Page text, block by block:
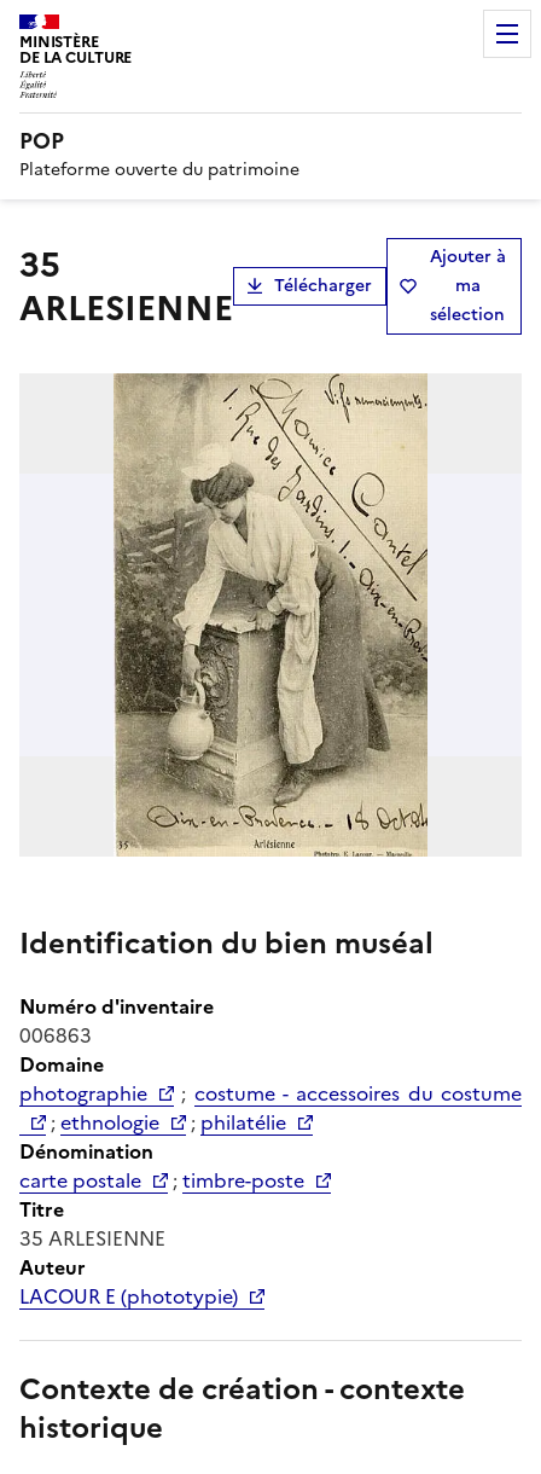
MINISTÈRE
DE LA CULTURE
POP
Plateforme ouverte du patrimoine
35
ARLESIENNE
Télécharger
Ajouter à
ma
sélection
Identification du bien muséal
Numéro d'inventaire
006863
Domaine
photographie
; costume - accessoires du costume
;ethnologie ; philatélie
Dénomination
carte postale
;timbre-poste
Titre
35 ARLESIENNE
Auteur
LACOUR E (phototypie)
Contexte de création - contexte
historique